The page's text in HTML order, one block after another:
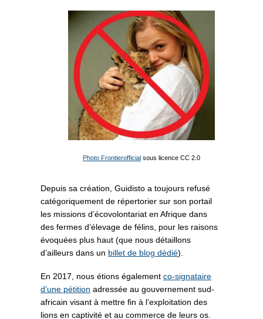
Photo Frontierofficial sous licence CC 2.0
Depuis sa création, Guidisto a toujours refusé
catégoriquement de répertorier sur son portail
les missions d’écovolontariat en Afrique dans
des fermes d’élevage de félins, pour les raisons
évoquées plus haut (que nous détaillons
d’ailleurs dans un billet de blog dédié).
En 2017, nous étions également co-signataire
d’une pétition adressée au gouvernement sud-
africain visant à mettre fin à l’exploitation des
lions en captivité et au commerce de leurs os.